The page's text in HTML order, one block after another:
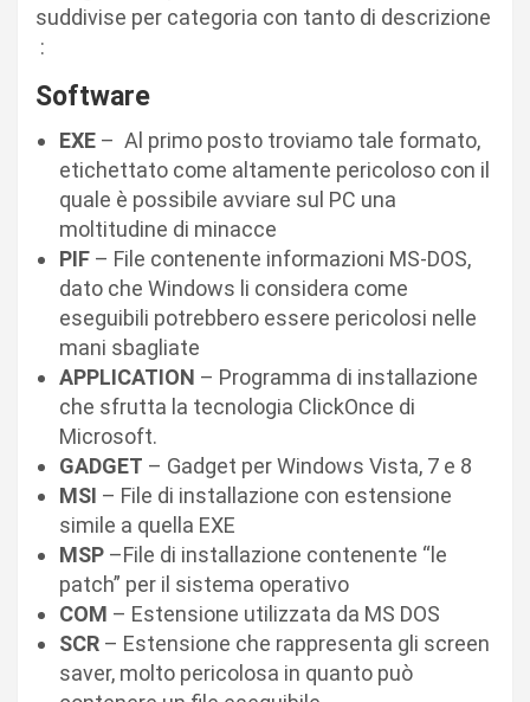
suddivise per categoria con tanto di descrizione
:
Software
EXE – Al primo posto troviamo tale formato,
etichettato come altamente pericoloso con il
quale è possibile avviare sul PC una
moltitudine di minacce
PIF – File contenente informazioni MS-DOS,
dato che Windows li considera come
eseguibili potrebbero essere pericolosi nelle
mani sbagliate
APPLICATION – Programma di installazione
che sfrutta la tecnologia ClickOnce di
Microsoft.
GADGET – Gadget per Windows Vista, 7 e 8
MSI – File di installazione con estensione
simile a quella EXE
MSP –File di installazione contenente “le
patch” per il sistema operativo
COM – Estensione utilizzata da MS DOS
SCR – Estensione che rappresenta gli screen
saver, molto pericolosa in quanto può